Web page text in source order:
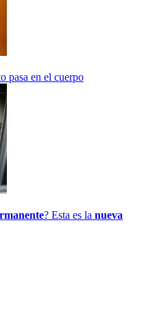
pasa en el cuerpo
? Esta es la nueva